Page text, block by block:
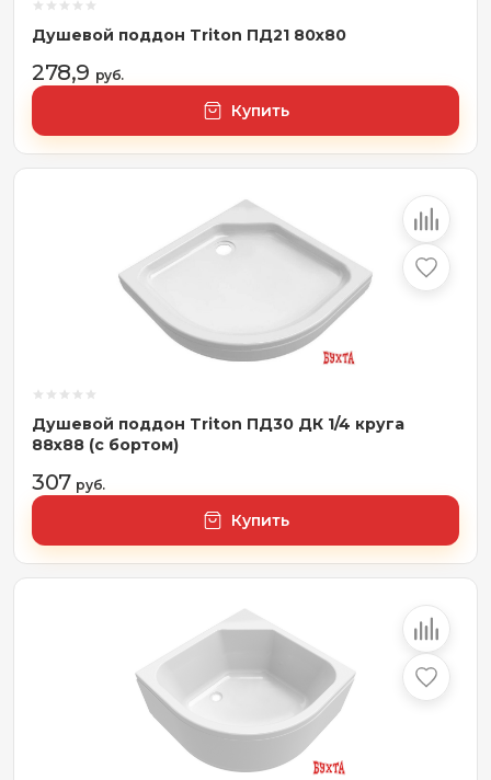
Душевой поддон Triton ПД21 80x80
278,9 руб.
Купить
Душевой поддон Triton ПД30 ДК 1/4 круга
88х88 (с бортом)
307 руб.
Купить